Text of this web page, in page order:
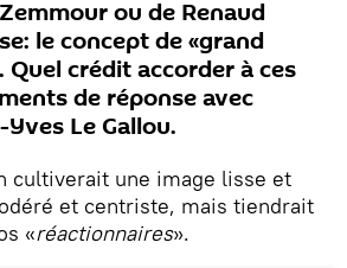
ou de Renaud
le concept de «grand
Quel crédit accorder à ces
de réponse avec
Yves Le Gallou.
cultiverait une image lisse et
et centriste, mais tiendrait
«réactionnaires».